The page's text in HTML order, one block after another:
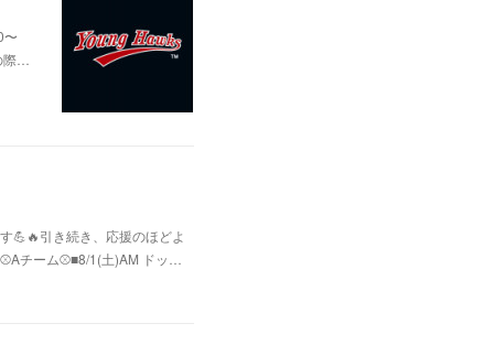
〜
…
💪🔥引き続き、応援のほどよ
チーム⚾️■8/1(土)AM ドッ…